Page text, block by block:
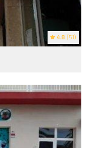
4.8 (51)